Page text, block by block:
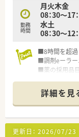
勤務
時間
月火木金
08：30～17
水土
08：30～12
■8時間を超過
■調剤eーラー
■薬の採用品
詳細を見
更新日： 2026/07/23